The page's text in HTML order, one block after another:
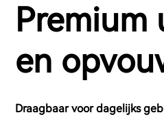
en
Draagbaar voor dagelijks